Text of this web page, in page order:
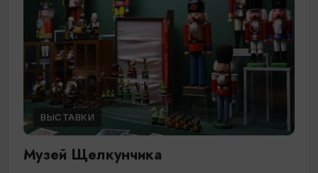
ВЫСТАВКИ
Музей Щелкунчика